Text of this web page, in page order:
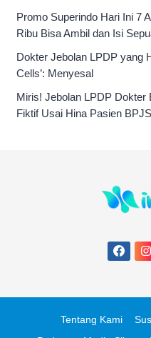
Promo Superindo Hari Ini 7
Ribu Bisa Ambil dan Isi
Dokter Jebolan LPDP yang
Cells’: Menyesal
Miris! Jebolan LPDP Dokter
Fiktif Usai Hina Pasien BPJS
Tentang Kami